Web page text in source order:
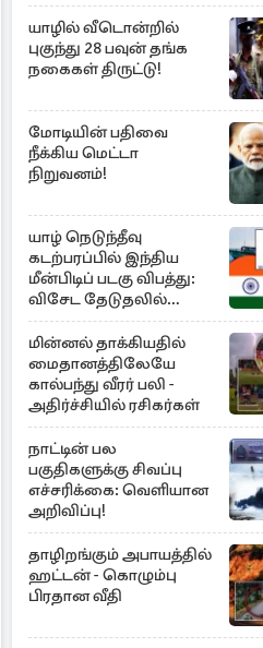
யாழில் வீடொன்றில்
புகுந்து 28 பவுன் தங்க
நகைகள் திருட்டு!
மோடியின் பதிவை
நீக்கிய மெட்டா
நிறுவனம்!
யாழ் நெடுந்தீவு
கடற்பரப்பில் இந்திய
மீன்பிடிப் படகு விபத்து:
விசேட தேடுதலில்
இலங்கை கடற்படை
மின்னல் தாக்கியதில்
மைதானத்திலேயே
கால்பந்து வீரர் பலி -
அதிர்ச்சியில் ரசிகர்கள்
நாட்டின் பல
பகுதிகளுக்கு சிவப்பு
எச்சரிக்கை: வெளியான
அறிவிப்பு!
தாழிறங்கும் அபாயத்தில்
ஹட்டன் - கொழும்பு
பிரதான வீதி